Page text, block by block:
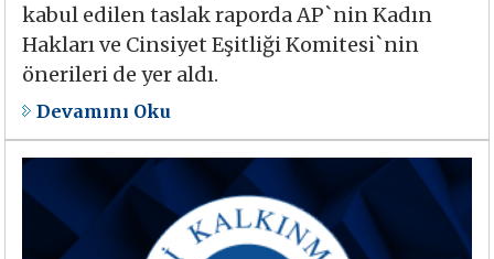
kabul edilen taslak raporda AP`nin Kadın
Hakları ve Cinsiyet Eşitliği Komitesi`nin
önerileri de yer aldı.
Devamını Oku